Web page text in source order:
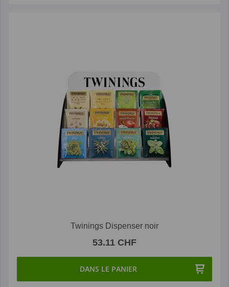
Twinings Dispenser noir
53.11 CHF
DANS LE PANIER